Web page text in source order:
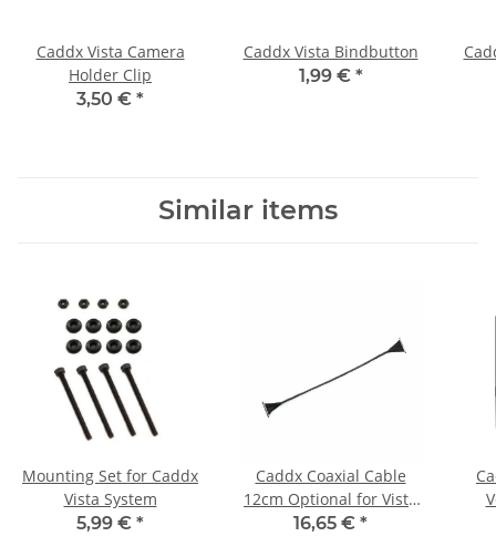
Caddx Vista Camera
Holder Clip
3,50 € *
Caddx Vista Bindbutton
1,99 € *
Similar items
Mounting Set for Caddx
Vista System
5,99 € *
Caddx Coaxial Cable
12cm Optional for Vista
Nebula HD Digital
16,65 € *